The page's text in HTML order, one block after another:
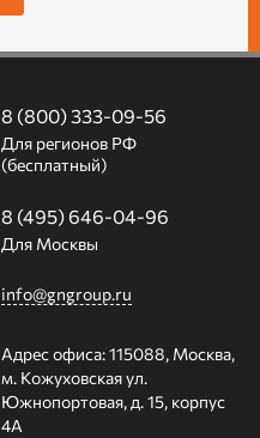
8 (800) 333-09-56
Для регионов РФ
(бесплатный)
8 (495) 646-04-96
Для Москвы
info@gngroup.ru
Адрес офиса: 115088, Москва,
м. Кожуховская ул.
Южнопортовая, д. 15, корпус
4А